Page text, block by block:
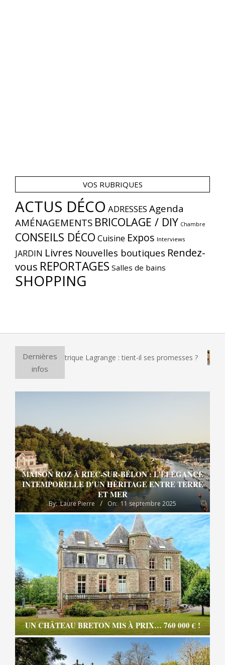
VOS RUBRIQUES
ACTUS DÉCO ADRESSES Agenda
AMÉNAGEMENTS BRICOLAGE / DIY Chambre
CONSEILS DÉCO Cuisine Expos Interviews
JARDIN Livres Nouvelles boutiques Rendez-
vous REPORTAGES Salles de bains
SHOPPING
Dernières
infos
à pizza électrique Lagrange : tient-il ses promesses ?
MAISON ROZ À RIEC-SUR-BÉLON : L’ÉLÉGANCE
INTEMPORELLE D’UN HÉRITAGE ENTRE TERRE
ET MER
By: Laure Pierre On: 11 septembre 2025
UN CHÂTEAU BRETON MIS À PRIX… 760 000 € !